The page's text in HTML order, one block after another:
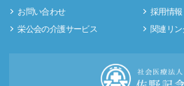
お問い合わせ
採用情報
栄公会の介護サービス
関連リン